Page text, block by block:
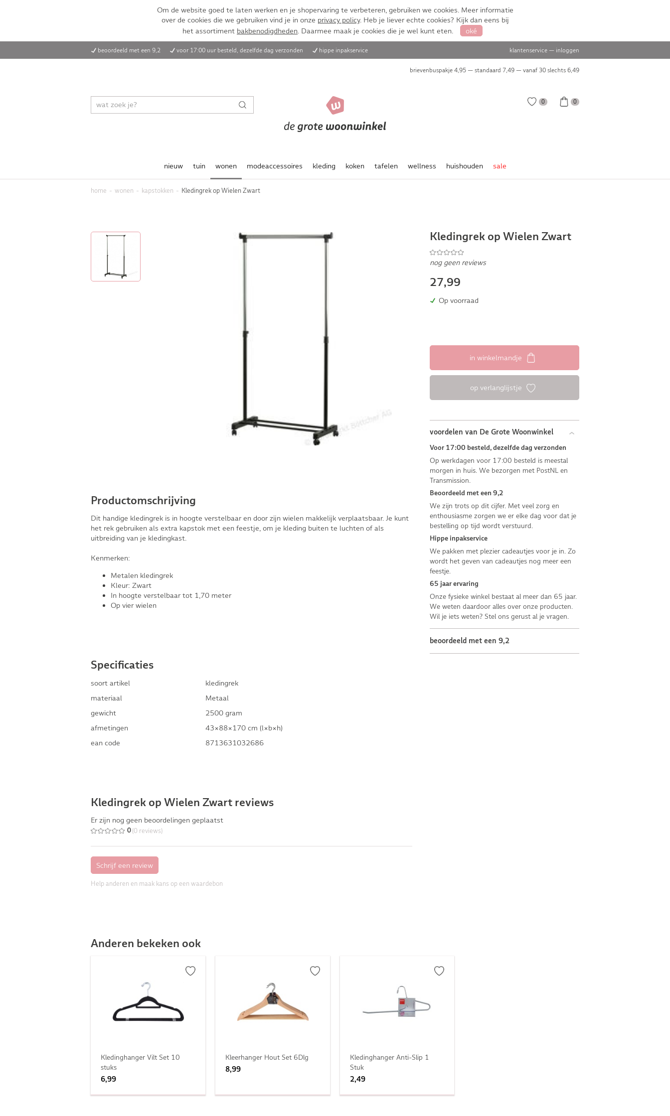
Om de website goed te laten werken en je shopervaring te verbeteren, gebruiken we cookies. Meer informatie
over de cookies die we gebruiken vind je in onze privacy policy. Heb je liever echte cookies? Kijk dan eens bij
het assortiment bakbenodigdheden. Daarmee maak je cookies die je wel kunt eten. oké
beoordeeld met een 9,2 voor 17:00 uur besteld, dezelfde dag verzonden hippe inpakservice klantenservice — inloggen
brievenbuspakje 4,95 — standaard 7,49 — vanaf 30 slechts 6,49
0 0
nieuw tuin wonen modeaccessoires kleding koken tafelen wellness huishouden sale
home wonen kapstokken Kledingrek op Wielen Zwart
Productomschrijving
Dit handige kledingrek is in hoogte verstelbaar en door zijn wielen makkelijk verplaatsbaar. Je kunt
het rek gebruiken als extra kapstok met een feestje, om je kleding buiten te luchten of als
uitbreiding van je kledingkast.
Kenmerken:
Metalen kledingrek
Kleur: Zwart
In hoogte verstelbaar tot 1,70 meter
Op vier wielen
Specificaties
soort artikel
kledingrek
materiaal
Metaal
gewicht
2500 gram
afmetingen
43×88×170 cm (l×b×h)
ean code
8713631032686
Kledingrek op Wielen Zwart reviews
Er zijn nog geen beoordelingen geplaatst
0 (0 reviews)
Help anderen en maak kans op een waardebon
Kledingrek op Wielen Zwart
nog geen reviews
27,99
Op voorraad
in winkelmandje
op verlanglijstje
voordelen van De Grote Woonwinkel
Voor 17:00 besteld, dezelfde dag verzonden
Op werkdagen voor 17:00 besteld is meestal
morgen in huis. We bezorgen met PostNL en
Transmission.
Beoordeeld met een 9,2
We zijn trots op dit cijfer. Met veel zorg en
enthousiasme zorgen we er elke dag voor dat je
bestelling op tijd wordt verstuurd.
Hippe inpakservice
We pakken met plezier cadeautjes voor je in. Zo
wordt het geven van cadeautjes nog meer een
feestje.
65 jaar ervaring
Onze fysieke winkel bestaat al meer dan 65 jaar.
We weten daardoor alles over onze producten.
Wil je iets weten? Stel ons gerust al je vragen.
beoordeeld met een 9,2
Anderen bekeken ook
Kledinghanger Vilt Set 10
stuks
6,99
Kleerhanger Hout Set 6Dlg
8,99
Kledinghanger Anti-Slip 1
Stuk
2,49